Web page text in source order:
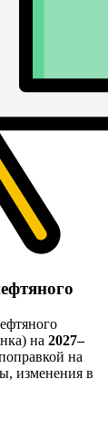
на 2027–
на
изменения в